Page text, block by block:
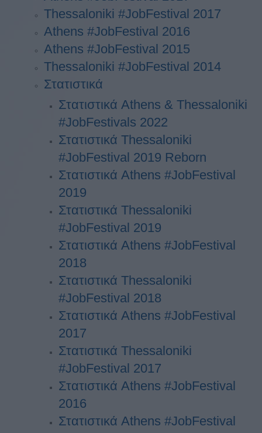
Τhessaloniki #JobFestival 2017
Athens #JobFestival 2016
Athens #JobFestival 2015
Thessaloniki #JobFestival 2014
Στατιστικά
Στατιστικά Athens & Thessaloniki
#JobFestivals 2022
Στατιστικά Thessaloniki
#JobFestival 2019 Reborn
Στατιστικά Athens #JobFestival
2019
Στατιστικά Thessaloniki
#JobFestival 2019
Στατιστικά Athens #JobFestival
2018
Στατιστικά Thessaloniki
#JobFestival 2018
Στατιστικά Athens #JobFestival
2017
Στατιστικά Thessaloniki
#JobFestival 2017
Στατιστικά Athens #JobFestival
2016
Στατιστικά Athens #JobFestival